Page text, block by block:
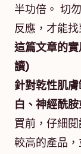
半功倍。 切
反應，才能
這篇文章的
讀)
針對乾性肌
白、神經酰
買前，仔細
較高的產品